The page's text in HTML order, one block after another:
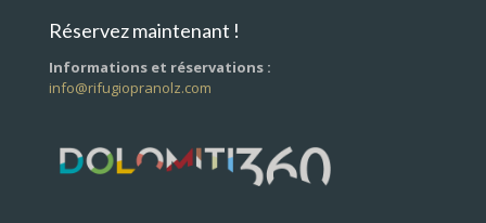
Réservez maintenant !
Informations et réservations :
info@rifugiopranolz.com